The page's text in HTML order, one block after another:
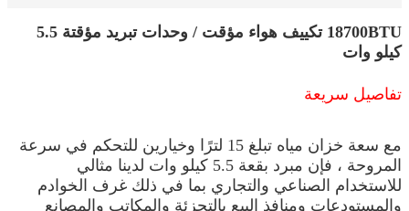
18700BTU تكييف هواء مؤقت / وحدات تبريد مؤقتة 5.5
كيلو وات
تفاصيل سريعة
مع سعة خزان مياه تبلغ 15 لترًا وخيارين للتحكم في سرعة
المروحة ، فإن مبرد بقعة 5.5 كيلو وات لدينا مثالي
للاستخدام الصناعي والتجاري بما في ذلك غرف الخوادم
والمستودعات ومنافذ البيع بالتجزئة والمكاتب والمصانع